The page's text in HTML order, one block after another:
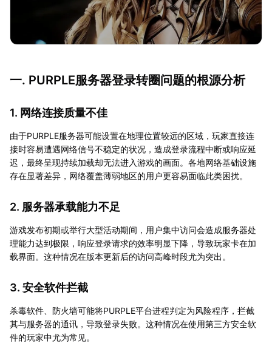
一. PURPLE服务器登录转圈问题的根源分析
1. 网络连接质量不佳
由于PURPLE服务器可能设置在地理位置较远的区域，玩家直接连
接时容易遭遇网络信号不稳定的状况，造成登录流程中断或响应延
迟，最终呈现持续加载却无法进入游戏的画面。各地网络基础设施
存在显著差异，网络覆盖薄弱地区的用户更容易面临此类困扰。
2. 服务器承载能力不足
游戏发布初期或举行大型活动期间，用户集中访问会造成服务器处
理能力达到极限，响应登录请求的效率明显下降，导致玩家卡在加
载界面。这种情况在版本更新后的访问高峰时段尤为突出。
3. 安全软件拦截
杀毒软件、防火墙可能将PURPLE平台进程判定为风险程序，拦截
其与服务器的通讯，导致登录失败。这种情况在使用第三方安全软
件的玩家中尤为常见。